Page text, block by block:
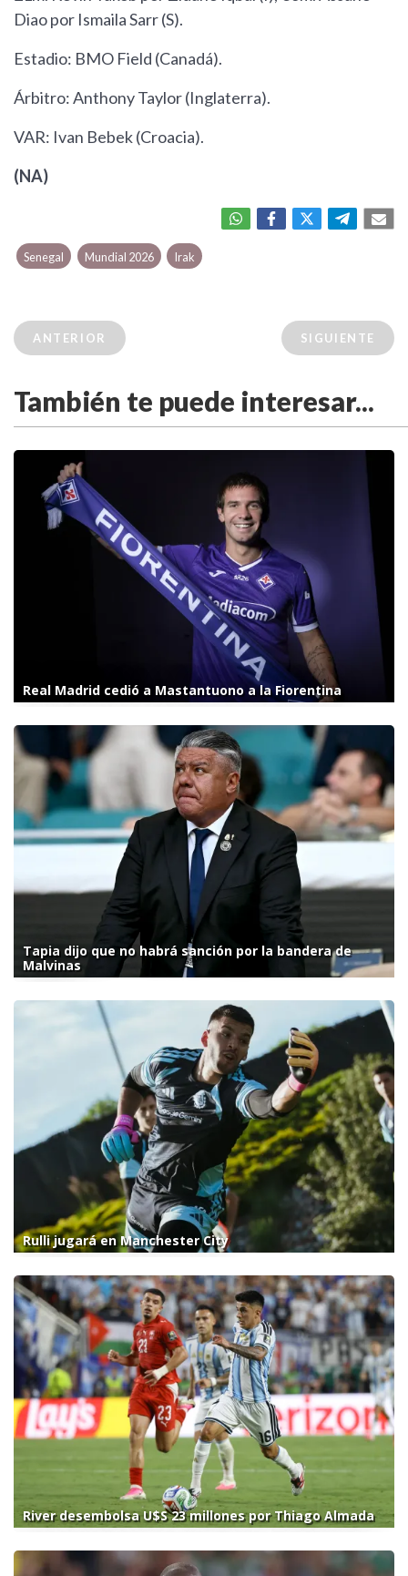
Diao por Ismaila Sarr (S).
Estadio: BMO Field (Canadá).
Árbitro: Anthony Taylor (Inglaterra).
VAR: Ivan Bebek (Croacia).
(NA)
Senegal Mundial 2026 Irak
ANTERIOR SIGUIENTE
También te puede interesar...
Real Madrid cedió a Mastantuono a la Fiorentina
Tapia dijo que no habrá sanción por la bandera de
Malvinas
Rulli jugará en Manchester City
River desembolsa U$S 23 millones por Thiago Almada